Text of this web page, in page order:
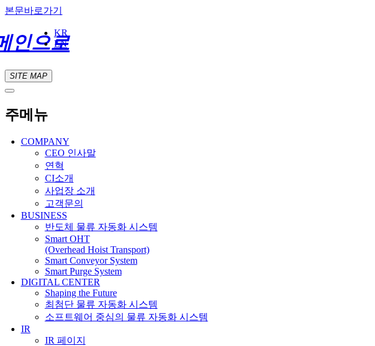
본문바로가기
인으로
KR
EN
SITE MAP
주메뉴
COMPANY
CEO 인사말
연혁
CI소개
사업장 소개
고객문의
BUSINESS
반도체 물류 자동화 시스템
Smart OHT
(Overhead Hoist Transport)
Smart Conveyor System
Smart Purge System
DIGITAL CENTER
Shaping the Future
최첨단 물류 자동화 시스템
소프트웨어 중심의 물류 자동화 시스템
IR
IR 페이지